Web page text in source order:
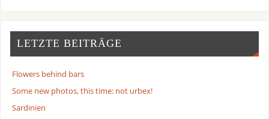
LETZTE BEITRÄGE
Flowers behind bars
Some new photos, this time: not urbex!
Sardinien